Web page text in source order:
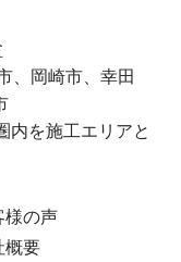
、岡崎市、幸田
内を施工エリアと
様の声
概要